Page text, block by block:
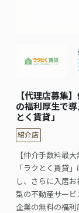
【代理店募集
の福利厚生で
とく賃貸」
紹介店
【仲介手数料最
「ラクとく賃貸
し、さらに入居
型の不動産サービ
企業の無料の福